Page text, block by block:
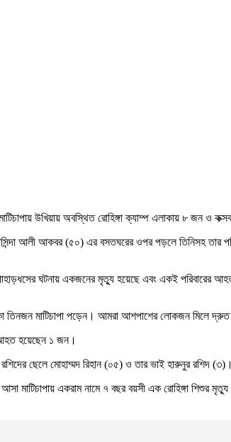
উখিয়ায় অবস্থিত রোহিঙ্গা ক্যাম্প এলাকায় ৮ জন ও
আলী আকবর (৫০) এর বসতঘরের ওপর পড়লে তিনিসহ
ঘটনায় একজনের মৃত্যু হয়েছে এবং একই পরিবারের
তিনজন মাটিচাপা পড়েন। আমরা আশপাশের লোকজন মিলে
আহত হয়েছেন ১ জন।
ছেলে মোহাম্মদ রিহান (০৫) ও তার ভাই হারুনুর রশিদ (৩)।
মাটিচাপায় একরাম নামে ৭ বছর বয়সী এক রোহিঙ্গা শিশুর